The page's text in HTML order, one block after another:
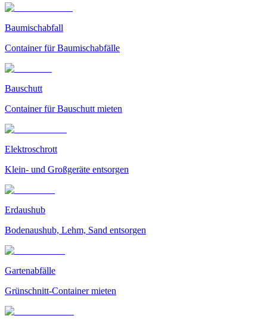
Baumischabfall
Container für Baumischabfälle
Bauschutt
Container für Bauschutt mieten
Elektroschrott
Klein- und Großgeräte entsorgen
Erdaushub
Bodenaushub, Lehm, Sand entsorgen
Gartenabfälle
Grünschnitt-Container mieten